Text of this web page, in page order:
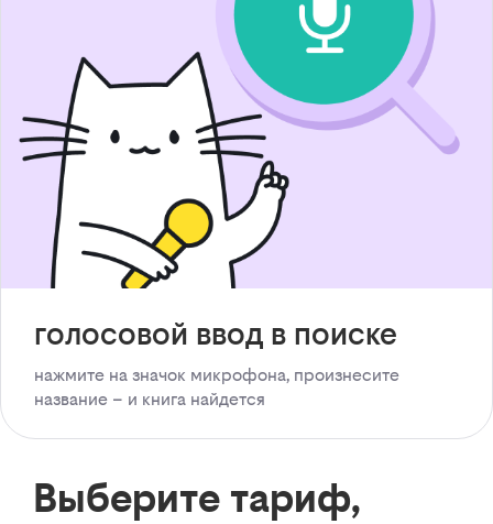
голосовой ввод в поиске
нажмите на значок микрофона, произнесите
название – и книга найдется
Выберите тариф,